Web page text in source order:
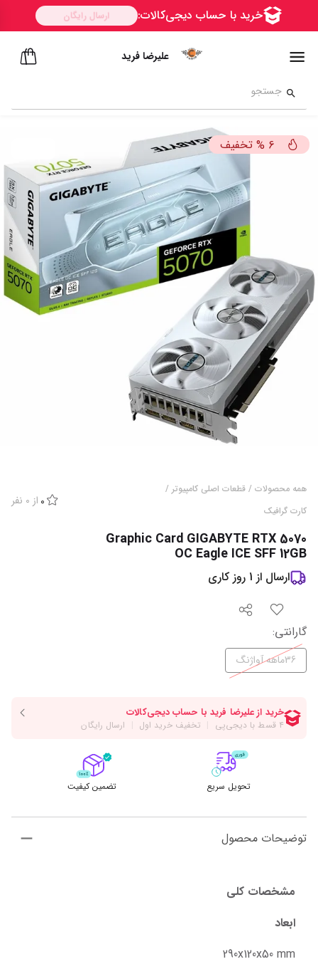
علیرضا فرید
6
% تخفیف
همه محصولات / قطعات اصلی کامپیوتر /
کارت گرافیک
0 از 0 نفر
Graphic Card GIGABYTE RTX 5070
OC Eagle ICE SFF 12GB
ارسال از 1 روز کاری
گارانتی:
36ماهه آواژنگ
تحویل سریع تضمین کیفیت
توضیحات محصول
مشخصات کلی
ابعاد
290x120x50 mm